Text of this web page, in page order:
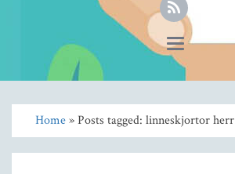
Toggle
navigation
Home» Posts tagged: linneskjortor herr